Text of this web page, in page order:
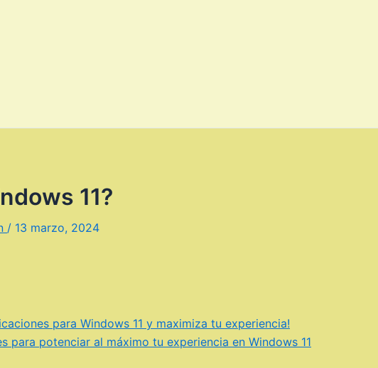
11?
/ 13 marzo, 2024
para Windows 11 y maximiza tu experiencia!
para potenciar al máximo tu experiencia en Windows 11